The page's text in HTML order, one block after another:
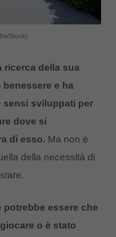
ricerca della sua
e ha
sensi sviluppati per
dove si
di esso. Ma non è
della necessità di
potrebbe essere che
o è stato